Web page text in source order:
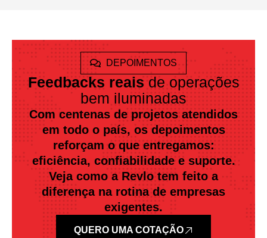
DEPOIMENTOS
Feedbacks reaisde operações
bem iluminadas
Com centenas de projetos atendidos
em todo o país, os depoimentos
reforçam o que entregamos:
eficiência, confiabilidade e suporte.
Veja como a Revlo tem feito a
diferença na rotina de empresas
exigentes.
QUERO UMA COTAÇÃO